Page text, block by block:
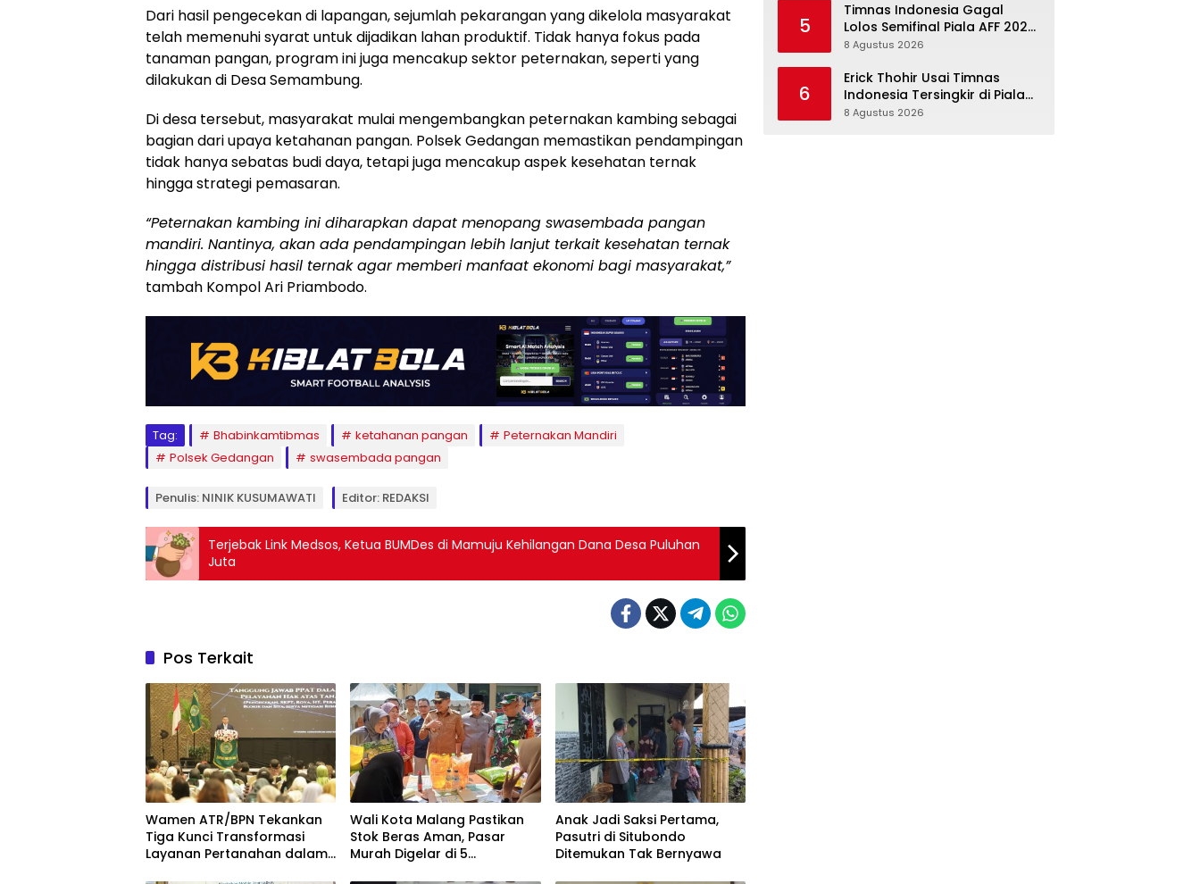
Dari hasil pengecekan di lapangan, sejumlah pekarangan yang dikelola masyarakat
telah memenuhi syarat untuk dijadikan lahan produktif. Tidak hanya fokus pada
tanaman pangan, program ini juga mencakup sektor peternakan, seperti yang
dilakukan di Desa Semambung.
Di desa tersebut, masyarakat mulai mengembangkan peternakan kambing sebagai
bagian dari upaya ketahanan pangan. Polsek Gedangan memastikan pendampingan
tidak hanya sebatas budi daya, tetapi juga mencakup aspek kesehatan ternak
hingga strategi pemasaran.
“Peternakan kambing ini diharapkan dapat menopang swasembada pangan
mandiri. Nantinya, akan ada pendampingan lebih lanjut terkait kesehatan ternak
hingga distribusi hasil ternak agar memberi manfaat ekonomi bagi masyarakat,”
tambah Kompol Ari Priambodo.
Tag: Bhabinkamtibmas ketahanan pangan
Peternakan Mandiri
Polsek Gedangan
swasembada pangan
Penulis: NINIK KUSUMAWATI Editor: REDAKSI
Terjebak Link Medsos, Ketua BUMDes di Mamuju Kehilangan Dana Desa Puluhan
Juta
Pos Terkait
Wamen ATR/BPN Tekankan
Tiga Kunci Transformasi
Layanan Pertanahan dalam
Wali Kota Malang Pastikan
Stok Beras Aman, Pasar
Murah Digelar di 5
Anak Jadi Saksi Pertama,
Pasutri di Situbondo
Ditemukan Tak Bernyawa
Pemain Senior Terpukul
5
Timnas Indonesia Gagal
Lolos Semifinal Piala AFF 2026,
tetapi Ini Memang Belum
8 Agustus 2026
6
Erick Thohir Usai Timnas
Indonesia Tersingkir di Piala
AFF 2026: Evaluasi Jalan,
8 Agustus 2026